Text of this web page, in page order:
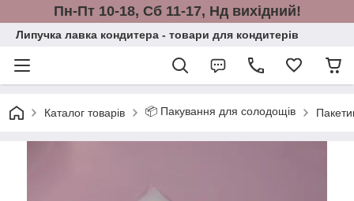
Пн-Пт 10-18, Сб 11-17, Нд вихідний!
Липучка лавка кондитера - товари для кондитерів
Каталог товарів 📦 Пакування для солодощів